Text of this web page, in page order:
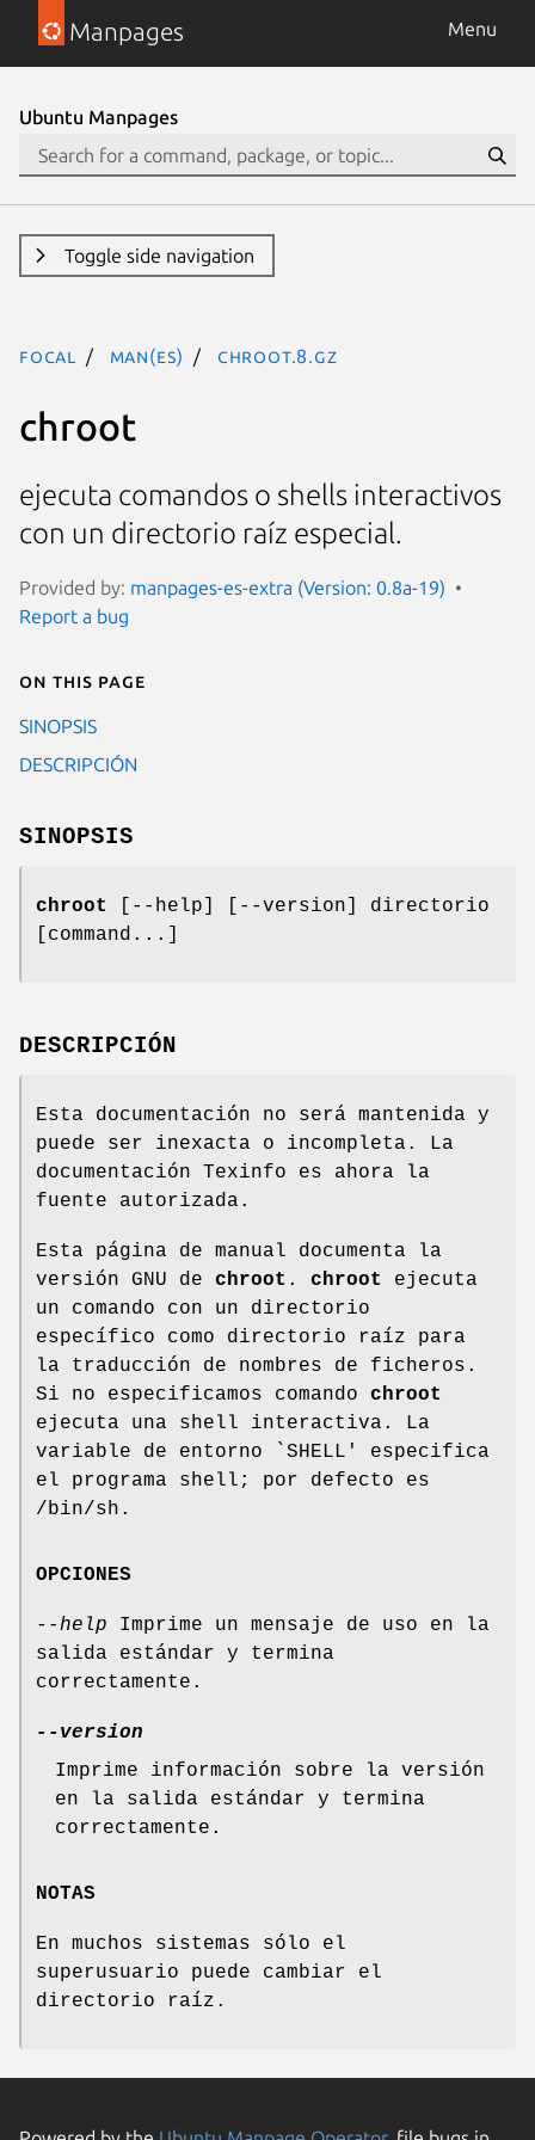
Manpages Menu
Ubuntu Manpages
Toggle side navigation
focal man(es) chroot.8.gz
chroot
ejecuta comandos o shells interactivos
con un directorio raíz especial.
Provided by: manpages-es-extra (Version: 0.8a-19)
Report a bug
On this page
SINOPSIS
DESCRIPCIÓN
SINOPSIS
chroot
[--help] [--version] directorio
[command...]
DESCRIPCIÓN
Esta documentación no será mantenida y
puede ser inexacta o incompleta. La
documentación Texinfo es ahora la
fuente autorizada.
Esta página de manual documenta la
versión GNU de chroot . chroot
ejecuta
un comando con un directorio
específico como directorio raíz para
la traducción de nombres de ficheros.
Si no especificamos comando chroot
ejecuta una shell interactiva. La
variable de entorno `SHELL' especifica
el programa shell; por defecto es
/bin/sh.
OPCIONES
--help Imprime un mensaje de uso en la
salida estándar y termina
correctamente.
--version
Imprime información sobre la versión
en la salida estándar y termina
correctamente.
NOTAS
En muchos sistemas sólo el
superusuario puede cambiar el
directorio raíz.